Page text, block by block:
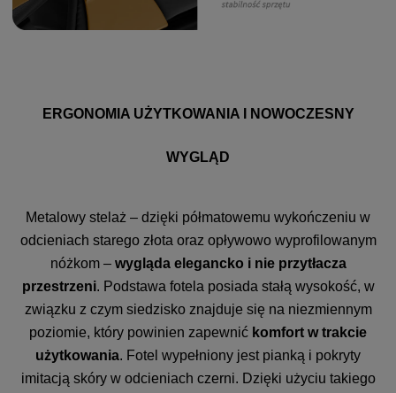
ERGONOMIA UŻYTKOWANIA I NOWOCZESNY
WYGLĄD
Metalowy stelaż – dzięki półmatowemu wykończeniu w
odcieniach starego złota oraz opływowo wyprofilowanym
nóżkom – wygląda elegancko i nie przytłacza
przestrzeni. Podstawa fotela posiada stałą wysokość, w
związku z czym siedzisko znajduje się na niezmiennym
poziomie, który powinien zapewnić komfort w trakcie
użytkowania. Fotel wypełniony jest pianką i pokryty
imitacją skóry w odcieniach czerni. Dzięki użyciu takiego